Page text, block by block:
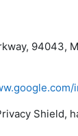
94043,
Shield,